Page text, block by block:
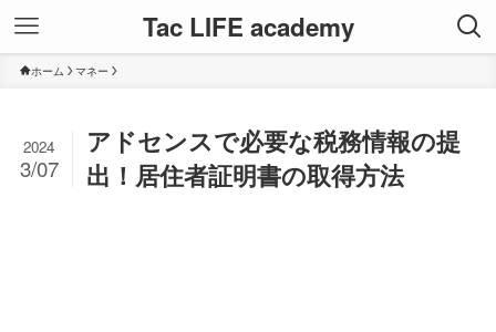
Tac LIFE academy
ホーム マネー
アドセンスで必要な税務情報の提
出！居住者証明書の取得方法
2024
3/07